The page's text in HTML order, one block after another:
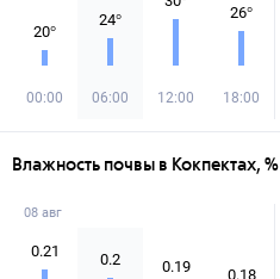
20°
00:00
24°
06:00 12:00
26°
18:00
Влажность почвы в Кокпектах, %
08 авг
0.21 0.2 0.19 0.18